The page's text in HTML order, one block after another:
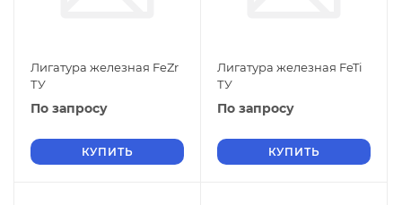
Лигатура железная FeZr
ТУ
По запросу
КУПИТЬ
Лигатура железная FeTi
ТУ
По запросу
КУПИТЬ